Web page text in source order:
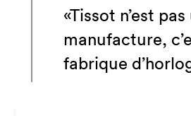
«Tissot n’est pas
manufacture,
fabrique